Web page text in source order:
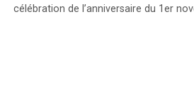
célébration de l’anniversaire du 1er